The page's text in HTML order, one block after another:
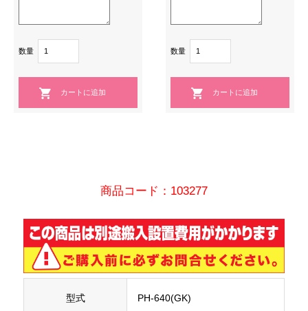
数量 数量
商品コード：103277
型式 PH-640(GK)